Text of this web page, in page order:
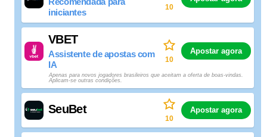
iniciantes
10
VBET
Assistente de apostas com
IA
10
Apostar agora
Apenas para novos jogadores brasileiros que aceitam a oferta de boas-vindas.
Aplicam-se outras condições.
SeuBet
10
Apostar agora